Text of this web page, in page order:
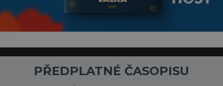
PŘEDPLATNÉ ČASOPISU